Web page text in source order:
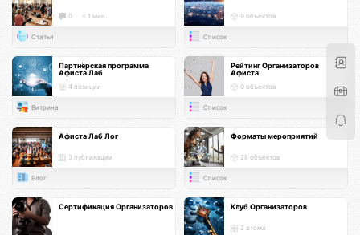
0 < 1 мин.
Статья
9 объектов
Список
Партнёрская программа
Афиста Лаб
4 позиции
Витрина
Рейтинг Организаторов
Афиста
0 объектов
Список
Афиста Лаб Лог
3 публикации
Блог
Форматы мероприятий
28 объектов
Список
Сертификация Организаторов Клуб Организаторов
2 атома